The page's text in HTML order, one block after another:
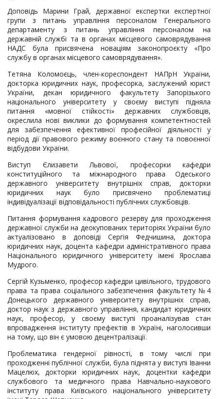
Доповідь Марини Грай, державної експертки експертної
групи з питань управління персоналом Генерального
департаменту з питань управління персоналом на
державній службі та в органах місцевого самоврядування
НАДС була присвячена новаціям законопроєкту «Про
службу в органах місцевого самоврядування».
Тетяна Коломоєць, член-кореспондент НАПрН України,
докторка юридичних наук, професорка, заслужений юрист
України, декан юридичного факультету Запорізького
національного університету у своєму виступі підняла
питання «мовної стійкості» державних службовців,
окреслила нові виклики до формування компетентностей
для забезпечення ефективної професійної діяльності у
період дії правового режиму воєнного стану та повоєнної
відбудови України.
Виступ Єлизавети Львової, професорки кафедри
конституційного та міжнародного права Одеського
державного університету внутрішніх справ, докторки
юридичних наук було присвячено проблематиці
індивідуалізації відповідальності публічних службовців.
Питання формування кадрового резерву для проходження
державної служби на деокупованих територіях України було
актуалізовано в доповіді Сергія Федчишина, доктора
юридичних наук, доцента кафедри адміністративного права
Національного юридичного університету імені Ярослава
Мудрого.
Сергій Кузьменко, професор кафедри цивільного, трудового
права та права соціального забезпечення факультету №4
Донецького державного університету внутрішніх справ,
доктор наук з державного управління, кандидат юридичних
наук, професор, у своєму виступі проаналізував стан
впровадження інституту префектів в Україні, наголосивши
на тому, що він є умовою децентралізації.
Проблематика гендерної рівності, в тому числі при
проходженні публічної служби, була піднята у виступі Іванни
Мацелюх, докторки юридичних наук, доцентки кафедри
службового та медичного права Навчально-наукового
інституту права Київського національного університету